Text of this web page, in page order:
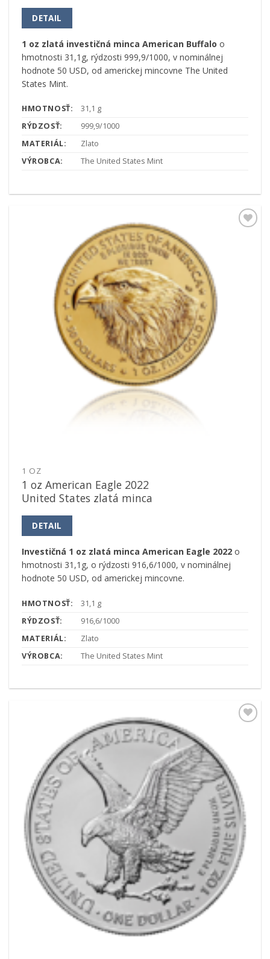
DETAIL
1 oz zlatá investičná minca American Buffalo o
hmotnosti 31,1g, rýdzosti 999,9/1000, v nominálnej
hodnote 50 USD, od americkej mincovne The United
States Mint.
HMOTNOSŤ:
31,1 g
RÝDZOSŤ:
999,9/1000
MATERIÁL:
Zlato
VÝROBCA:
The United States Mint
1 OZ
1 oz American Eagle 2022
United States zlatá minca
DETAIL
Investičná 1 oz zlatá minca American Eagle 2022o
hmotnosti 31,1g, o rýdzosti 916,6/1000, v nominálnej
hodnote 50 USD, od americkej mincovne.
HMOTNOSŤ:
31,1 g
RÝDZOSŤ:
916,6/1000
MATERIÁL:
Zlato
VÝROBCA:
The United States Mint